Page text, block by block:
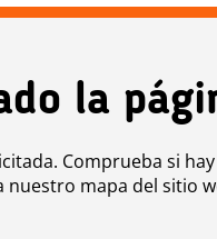
la
Comprueba si hay
nuestro mapa del sitio